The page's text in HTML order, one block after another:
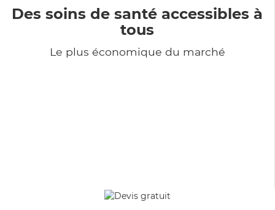
Des soins de santé accessibles à
tous
Le plus économique du marché